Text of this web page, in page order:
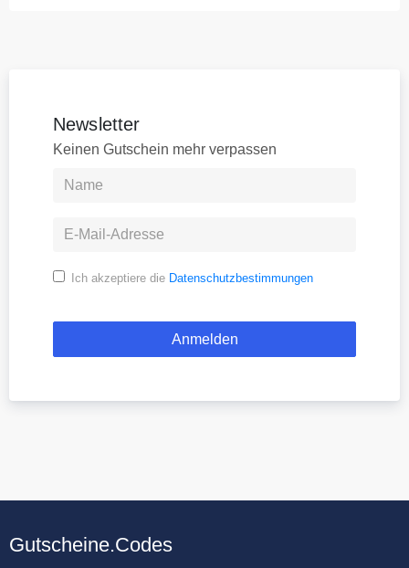
Newsletter
Keinen Gutschein mehr verpassen
Ich akzeptiere die Datenschutzbestimmungen
Gutscheine.Codes